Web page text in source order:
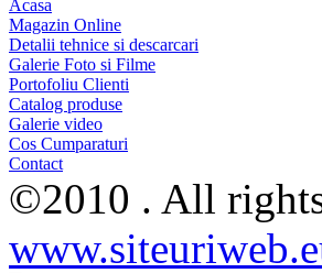
Acasa
Magazin Online
Detalii tehnice si descarcari
Galerie Foto si Filme
Portofoliu Clienti
Catalog produse
Galerie video
Cos Cumparaturi
Contact
©2010 . All